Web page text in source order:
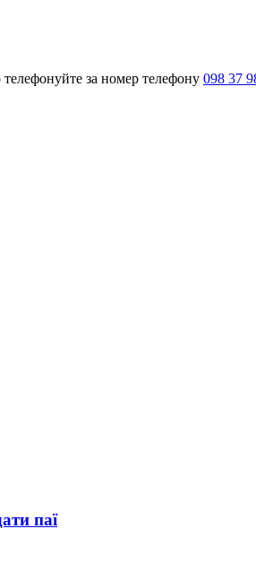
за номер телефону 098 37
паї